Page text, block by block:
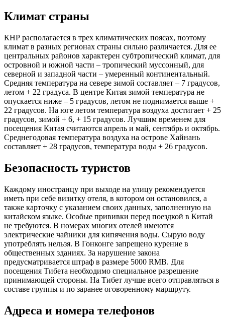
Климат страны
КНР располагается в трех климатических поясах, поэтому
климат в разных регионах страны сильно различается. Для ее
центральных районов характерен субтропический климат, для
островной и южной части – тропический муссонный, для
северной и западной части – умеренный континентальный.
Средняя температура на севере зимой составляет – 7 градусов,
летом + 22 градуса. В центре Китая зимой температура не
опускается ниже – 5 градусов, летом не поднимается выше +
22 градусов. На юге летом температура воздуха достигает + 25
градусов, зимой + 6, + 15 градусов. Лучшим временем для
посещения Китая считаются апрель и май, сентябрь и октябрь.
Среднегодовая температура воздуха на острове Хайнань
составляет + 28 градусов, температура воды + 26 градусов.
Безопасность туристов
Каждому иностранцу при выходе на улицу рекомендуется
иметь при себе визитку отеля, в котором он остановился, а
также карточку с указанием своих данных, заполненную на
китайском языке. Особые прививки перед поездкой в Китай
не требуются. В номерах многих отелей имеются
электрические чайники для кипячения воды. Сырую воду
употреблять нельзя. В Гонконге запрещено курение в
общественных зданиях. За нарушение закона
предусматривается штраф в размере 5000 RMB. Для
посещения Тибета необходимо специальное разрешение
принимающей стороны. На Тибет лучше всего отправляться в
составе группы и по заранее оговоренному маршруту.
Адреса и номера телефонов